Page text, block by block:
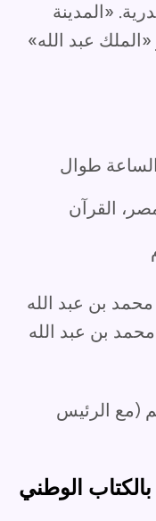
«المدينة
عبد الله»
طوال
القرآن
بن عبد الله
بن عبد الله
(مع الرئيس
الوطني